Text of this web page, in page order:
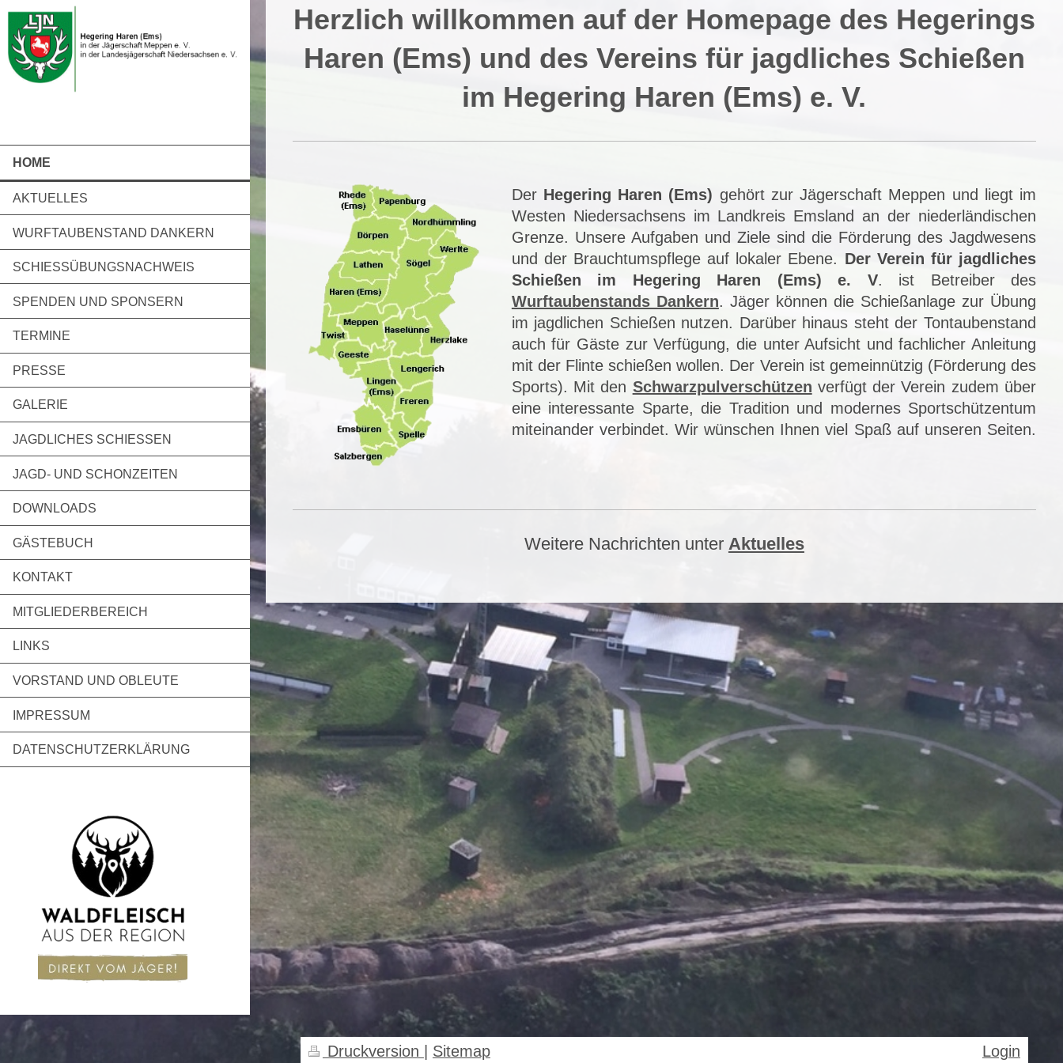
HOME
AKTUELLES
WURFTAUBENSTAND DANKERN
SCHIESSÜBUNGSNACHWEIS
SPENDEN UND SPONSERN
TERMINE
PRESSE
GALERIE
JAGDLICHES SCHIESSEN
JAGD- UND SCHONZEITEN
DOWNLOADS
GÄSTEBUCH
KONTAKT
MITGLIEDERBEREICH
LINKS
VORSTAND UND OBLEUTE
IMPRESSUM
DATENSCHUTZERKLÄRUNG
Herzlich willkommen auf der Homepage des Hegerings
Haren (Ems) und des Vereins für jagdliches Schießen
im Hegering Haren (Ems) e. V.
Der Hegering Haren (Ems) gehört zur Jägerschaft Meppen und liegt im
Westen Niedersachsens im Landkreis Emsland an der niederländischen
Grenze. Unsere Aufgaben und Ziele sind die Förderung des Jagdwesens
und der Brauchtumspflege auf lokaler Ebene. Der Verein für jagdliches
Schießen im Hegering Haren (Ems) e. V. ist Betreiber des
Wurftaubenstands Dankern. Jäger können die Schießanlage zur Übung
im jagdlichen Schießen nutzen. Darüber hinaus steht der Tontaubenstand
auch für Gäste zur Verfügung, die unter Aufsicht und fachlicher Anleitung
mit der Flinte schießen wollen. Der Verein ist gemeinnützig (Förderung des
Sports). Mit den Schwarzpulverschützen verfügt der Verein zudem über
eine interessante Sparte, die Tradition und modernes Sportschützentum
miteinander verbindet. Wir wünschen Ihnen viel Spaß auf unseren Seiten.
Weitere Nachrichten unter Aktuelles
Druckversion | Sitemap Login